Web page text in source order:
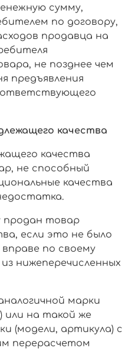
сумму,
по договору,
продавца на
не позднее чем
предъявления
качества
качества
не способный
качества
продан товар
если это не было
по своему
нижеперечисленных
марки
или на такой же
(модели, артикула) с
перерасчетом